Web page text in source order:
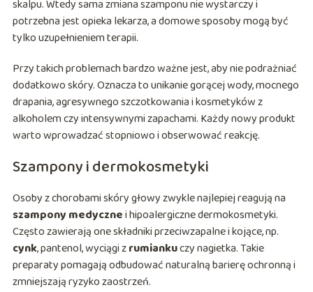
skalpu. Wtedy sama zmiana szamponu nie wystarczy i
potrzebna jest opieka lekarza, a domowe sposoby mogą być
tylko uzupełnieniem terapii.
Przy takich problemach bardzo ważne jest, aby nie podrażniać
dodatkowo skóry. Oznacza to unikanie gorącej wody, mocnego
drapania, agresywnego szczotkowania i kosmetyków z
alkoholem czy intensywnymi zapachami. Każdy nowy produkt
warto wprowadzać stopniowo i obserwować reakcję.
Szampony i dermokosmetyki
Osoby z chorobami skóry głowy zwykle najlepiej reagują na
szampony medycznei hipoalergiczne dermokosmetyki.
Często zawierają one składniki przeciwzapalne i kojące, np.
cynk, pantenol, wyciągi zrumiankuczy nagietka. Takie
preparaty pomagają odbudować naturalną barierę ochronną i
zmniejszają ryzyko zaostrzeń.